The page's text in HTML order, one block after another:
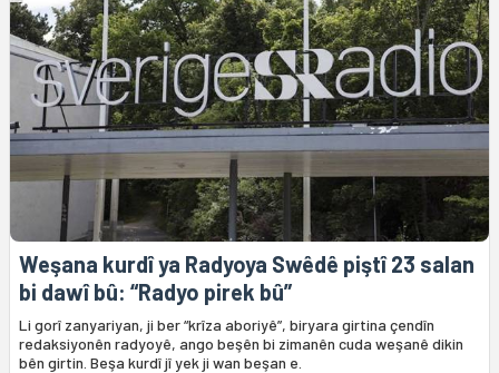
Weşana kurdî ya Radyoya Swêdê piştî 23 salan
bi dawî bû: “Radyo pirek bû”
Li gorî zanyariyan, ji ber “krîza aboriyê”, biryara girtina çendîn
redaksiyonên radyoyê, ango beşên bi zimanên cuda weşanê dikin
bên girtin. Beşa kurdî jî yek ji wan beşan e.